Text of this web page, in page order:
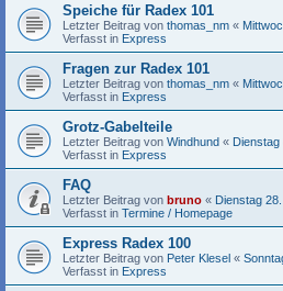
Speiche für Radex 101
Letzter Beitrag von thomas_nm «
Verfasst in Express
Fragen zur Radex 101
Letzter Beitrag von thomas_nm «
Verfasst in Express
Grotz-Gabelteile
Letzter Beitrag von Windhund «
Verfasst in Express
FAQ
Letzter Beitrag von bruno « Dienstag
Verfasst in Termine / Homepage
Express Radex 100
Letzter Beitrag von Peter Klesel «
Verfasst in Express